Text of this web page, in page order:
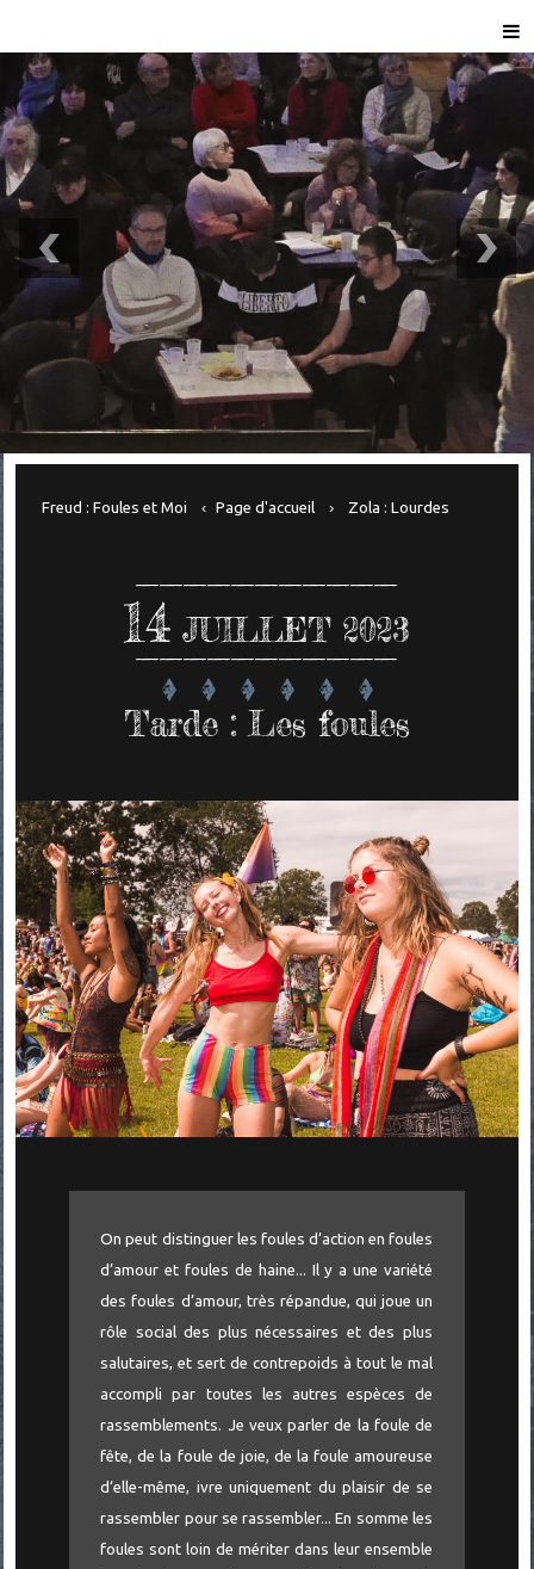
Freud : Foules et Moi Page d'accueil Zola : Lourdes
14 JUILLET 2023
Tarde : Les foules
On peut distinguer les foules d’action en foules
d’amour et foules de haine... Il y a une variété
des foules d’amour, très répandue, qui joue un
rôle social des plus nécessaires et des plus
salutaires, et sert de contrepoids à tout le mal
accompli par toutes les autres espèces de
rassemblements. Je veux parler de la foule de
fête, de la foule de joie, de la foule amoureuse
d’elle-même, ivre uniquement du plaisir de se
rassembler pour se rassembler... En somme les
foules sont loin de mériter dans leur ensemble